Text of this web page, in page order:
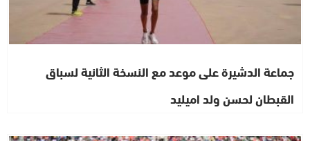
جماعة الدشيرة على موعد مع النسخة الثانية لسباق
القبطان لحسن ولد اميليد